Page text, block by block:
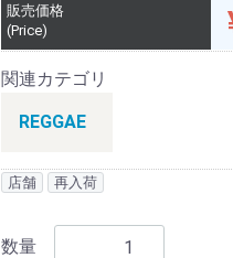
販売価格
(Price)
関連カテゴリ
REGGAE
店舗 再入荷
数量